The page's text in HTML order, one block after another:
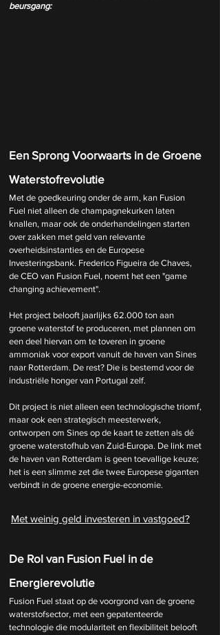
beursgang:
Een Sprong Voorwaarts in de Groene
Waterstofrevolutie
Met de goedkeuring onder de arm, kan Fusion
Fuel niet alleen de champagnekurken laten
knallen, maar ook de onderhandelingen starten
over zakken met geld van relevante
overheidsinstanties en de Europese
Investeringsbank. Frederico Figueira de Chaves,
de CEO van Fusion Fuel, noemt het een "game
changing achievement".
Het project belooft jaarlijks 62.000 ton aan
groene waterstof te produceren, met plannen om
een deel hiervan om te toveren in groene
ammoniak voor export vanuit de haven van Sines
naar Rotterdam. De rest? Die is bestemd voor de
industriële honger van Portugal zelf.
Dit project is niet alleen een technologische triomf,
maar ook een strategisch meesterwerk,
ontworpen om Sines op de kaart te zetten als dé
groene waterstofhub van Zuid-Europa. De link met
de haven van Rotterdam is geen toevallige keuze;
het is een slimme zet die twee Europese giganten
verbindt in de groene energie-economie.
Met weinig geld investeren in vastgoed?
De Rol van Fusion Fuel in de
Energierevolutie
Fusion Fuel staat op de voorgrond van de groene
waterstofsector, met een gepatenteerde
technologie die modulariteit en flexibiliteit belooft